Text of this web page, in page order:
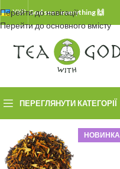
Перейти до навігації
Перейти до основного вмісту
УКР.God sees everything 🙌
ПЕРЕГЛЯНУТИ КАТЕГОРІЇ
НОВИНКА